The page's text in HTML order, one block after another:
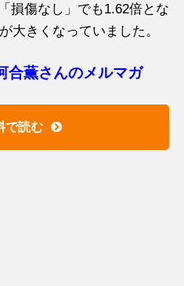
損傷なし」でも1.62倍とな
大きくなっていました。
合薫さんのメルマガ
で読む